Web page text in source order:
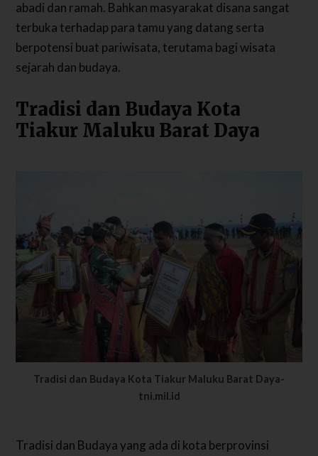
abadi dan ramah. Bahkan masyarakat disana sangat
terbuka terhadap para tamu yang datang serta
berpotensi buat pariwisata, terutama bagi wisata
sejarah dan budaya.
Tradisi dan Budaya Kota
Tiakur Maluku Barat Daya
Tradisi dan Budaya Kota Tiakur Maluku Barat Daya-
tni.mil.id
Tradisi dan Budaya yang ada di kota berprovinsi